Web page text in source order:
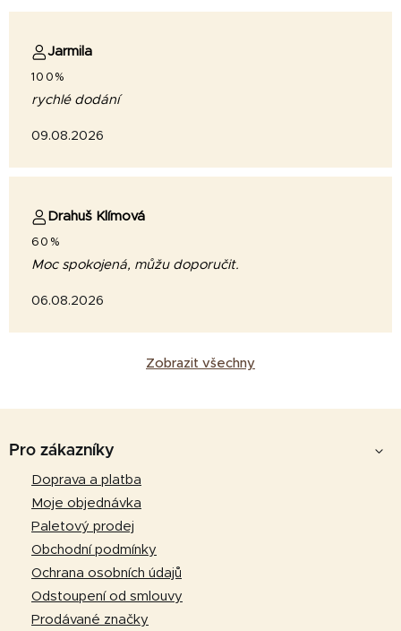
Jarmila
100%
rychlé dodání
09.08.2026
Drahuš Klímová
60%
Moc spokojená, můžu doporučit.
06.08.2026
Zobrazit všechny
Pro zákazníky
Doprava a platba
Moje objednávka
Paletový prodej
Obchodní podmínky
Ochrana osobních údajů
Odstoupení od smlouvy
Prodávané značky